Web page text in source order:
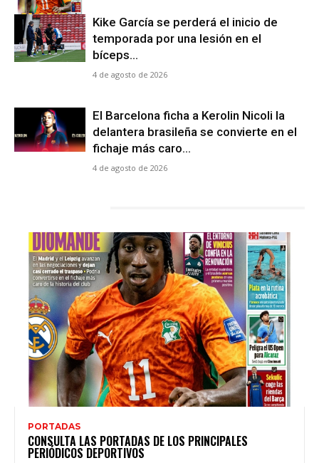
Kike García se perderá el inicio de
temporada por una lesión en el
bíceps...
4 de agosto de 2026
El Barcelona ficha a Kerolin Nicoli la
delantera brasileña se convierte en el
fichaje más caro...
4 de agosto de 2026
PORTADAS
CONSULTA LAS PORTADAS DE LOS PRINCIPALES
PERIÓDICOS DEPORTIVOS